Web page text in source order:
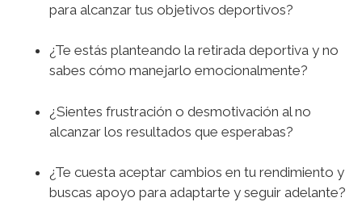
para alcanzar tus objetivos deportivos?
¿Te estás planteando la retirada deportiva y no
sabes cómo manejarlo emocionalmente?
¿Sientes frustración o desmotivación al no
alcanzar los resultados que esperabas?
¿Te cuesta aceptar cambios en tu rendimiento y
buscas apoyo para adaptarte y seguir adelante?